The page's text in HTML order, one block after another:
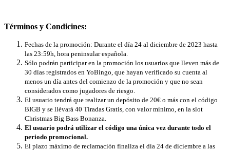
Términos y Condicines:
Fechas de la promoción: Durante el día 24 al diciembre de 2023 hasta
las 23:59h, hora peninsular española.
Sólo podrán participar en la promoción los usuarios que lleven más de
30 días registrados en YoBingo, que hayan verificado su cuenta al
menos un día antes del comienzo de la promoción y que no sean
considerados como jugadores de riesgo.
El usuario tendrá que realizar un depósito de 20€ o más con el código
BIGB y se llévará 40 Tiradas Gratis, con valor mínimo, en la slot
Christmas Big Bass Bonanza.
El usuario podrá utilizar el código una única vez durante todo el
periodo promocional.
El plazo máximo de reclamación finaliza el día 24 de diciembre a las